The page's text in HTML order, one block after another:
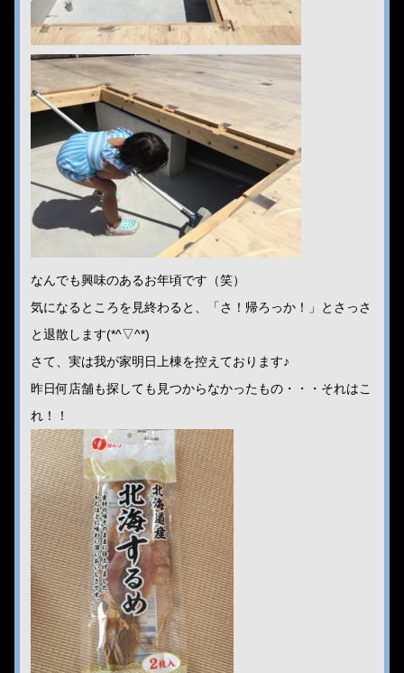
なんでも興味のあるお年頃です（笑）
気になるところを見終わると、「さ！帰ろっか！」とさっさ
と退散します(*^▽^*)
さて、実は我が家明日上棟を控えております♪
昨日何店舗も探しても見つからなかったもの・・・それはこ
れ！！